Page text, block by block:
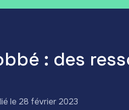
: des
le 28 février 2023